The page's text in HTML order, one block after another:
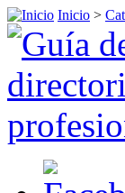
Inicio >